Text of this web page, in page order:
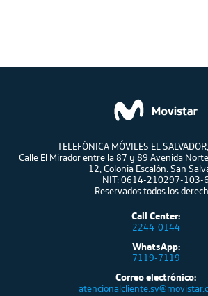
TELEFÓNICA MÓVILES EL
Calle El Mirador entre la 87 y 89 Avenida
12, Colonia Escalón. San
NIT: 0614-210297-103-6
Reservados todos los
Call Center:
2244-0144
WhatsApp:
7119-7119
Correo electrónico: